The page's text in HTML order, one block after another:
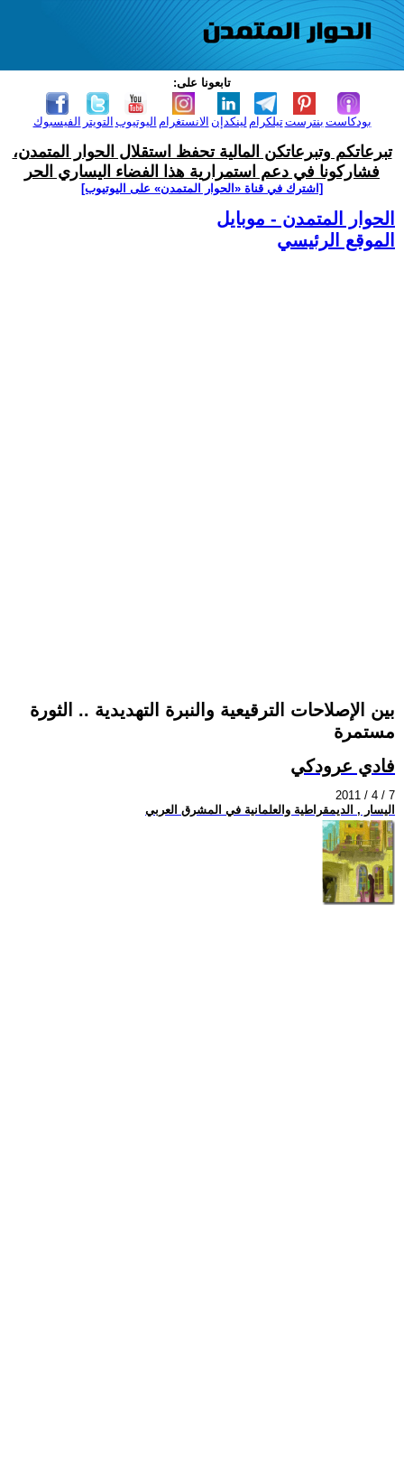
تابعونا على:
الفيسبوك التويتر اليوتيوب الانستغرام لينكدإن تيلكرامبنترست بودكاست
تبرعاتكم وتبرعاتكن المالية تحفظ استقلال الحوار المتمدن،
فشاركونا في دعم استمرارية هذا الفضاء اليساري الحر
[اشترك في قناة ‫«الحوار المتمدن» على اليوتيوب]
الحوار المتمدن - موبايل
الموقع الرئيسي
بين الإصلاحات الترقيعية والنبرة التهديدية .. الثورة
مستمرة
فادي عرودكي
2011 / 4 / 7
اليسار , الديمقراطية والعلمانية في المشرق العربي